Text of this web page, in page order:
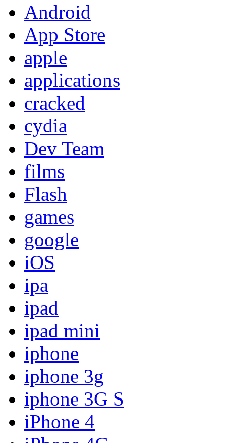
Android
App Store
apple
applications
cracked
cydia
Dev Team
films
Flash
games
google
iOS
ipa
ipad
ipad mini
iphone
iphone 3g
iphone 3G S
iPhone 4